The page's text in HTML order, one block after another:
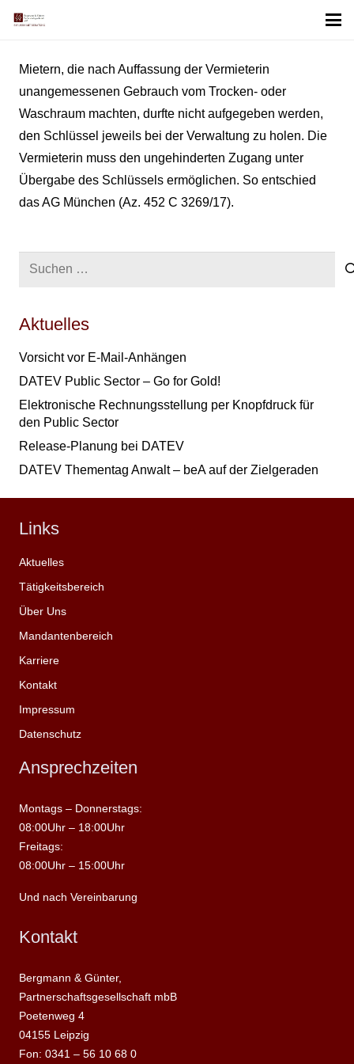
Mietern, die nach Auffassung der Vermieterin
unangemessenen Gebrauch vom Trocken- oder
Waschraum machten, durfte nicht aufgegeben werden,
den Schlüssel jeweils bei der Verwaltung zu holen. Die
Vermieterin muss den ungehinderten Zugang unter
Übergabe des Schlüssels ermöglichen. So entschied
das AG München (Az. 452 C 3269/17).
Suchen
Aktuelles
Vorsicht vor E-Mail-Anhängen
DATEV Public Sector – Go for Gold!
Elektronische Rechnungsstellung per Knopfdruck für
den Public Sector
Release-Planung bei DATEV
DATEV Thementag Anwalt – beA auf der Zielgeraden
Links
Aktuelles
Tätigkeitsbereich
Über Uns
Mandantenbereich
Karriere
Kontakt
Impressum
Datenschutz
Ansprechzeiten
Montags – Donnerstags:
08:00Uhr – 18:00Uhr
Freitags:
08:00Uhr – 15:00Uhr
Und nach Vereinbarung
Kontakt
Bergmann & Günter,
Partnerschaftsgesellschaft mbB
Poetenweg 4
04155 Leipzig
Fon: 0341 – 56 10 68 0